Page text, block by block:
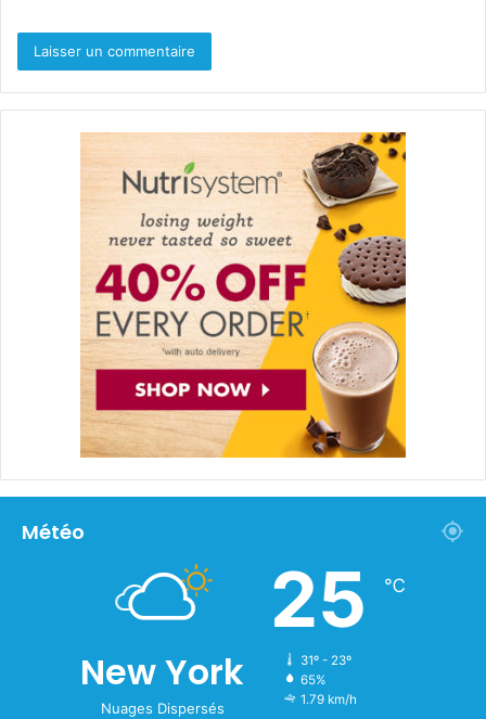
Météo
New York
Nuages Dispersés
25 ℃
31º - 23º
65%
1.79 km/h